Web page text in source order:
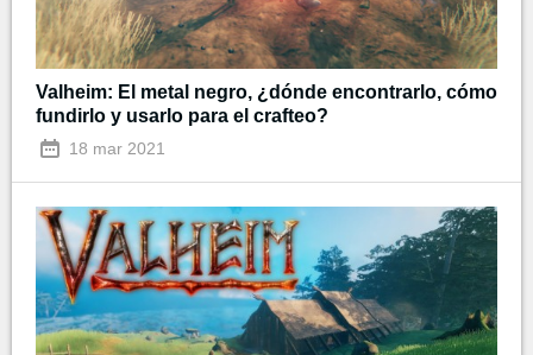
Valheim: El metal negro, ¿dónde encontrarlo, cómo
fundirlo y usarlo para el crafteo?
18 mar 2021